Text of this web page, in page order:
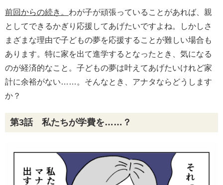
前回からの続き。 わが子が頑張っていることがあれば、親
としてできるかぎり応援してあげたいですよね。しかしさ
まざまな理由で子どもの夢を応援することが難しい場合も
あります。特に家を出て進学するとなったとき、気になる
のが経済的なこと。子どもの夢は叶えてあげたいけれど家
計に余裕がない……。そんなとき、アナタならどうします
か？
第3話 私たちが学費を……？